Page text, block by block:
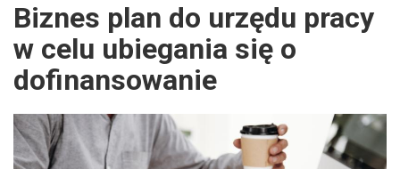
Biznes plan do urzędu pracy
w celu ubiegania się o
dofinansowanie